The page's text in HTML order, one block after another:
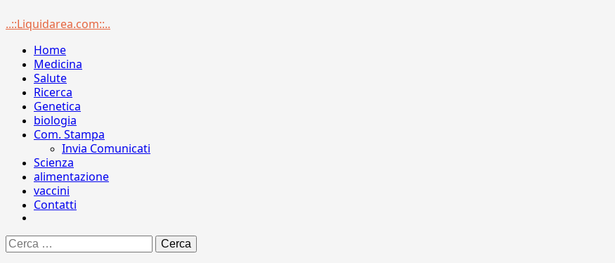
Menu
..::Liquidarea.com::..
Home
Medicina
Salute
Ricerca
Genetica
biologia
Com. Stampa
Invia Comunicati
Scienza
alimentazione
vaccini
Contatti
Ricerca
per: